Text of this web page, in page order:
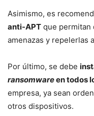
Asimismo, es
anti-APT que permitan
amenazas y repelerlas
Por último, se debe
ransomwareen todos
empresa, ya sean
otros dispositivos.